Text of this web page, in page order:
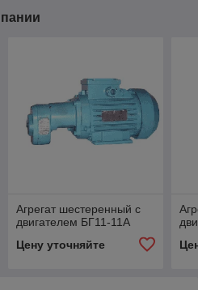
Агрегат шестеренный с
двигателем БГ11-11А
Цену уточняйте